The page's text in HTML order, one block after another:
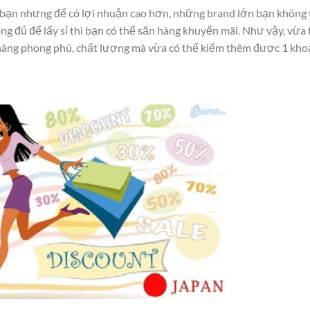
nhưng để có lợi nhuận cao hơn, những brand lớn bạn không
đủ để lấy sỉ thì bạn có thể săn hàng khuyến mãi. Như vậy, vừa
phong phú, chất lượng mà vừa có thể kiếm thêm được 1